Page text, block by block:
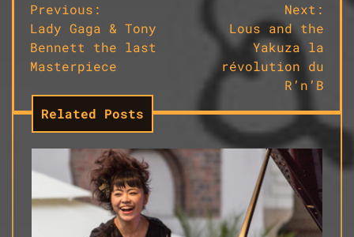
Navigation
de
l’article
Previous:
Lady Gaga & Tony
Bennett the last
Masterpiece
Next:
Lous and the
Yakuza la
révolution du
R’n’B
Related Posts